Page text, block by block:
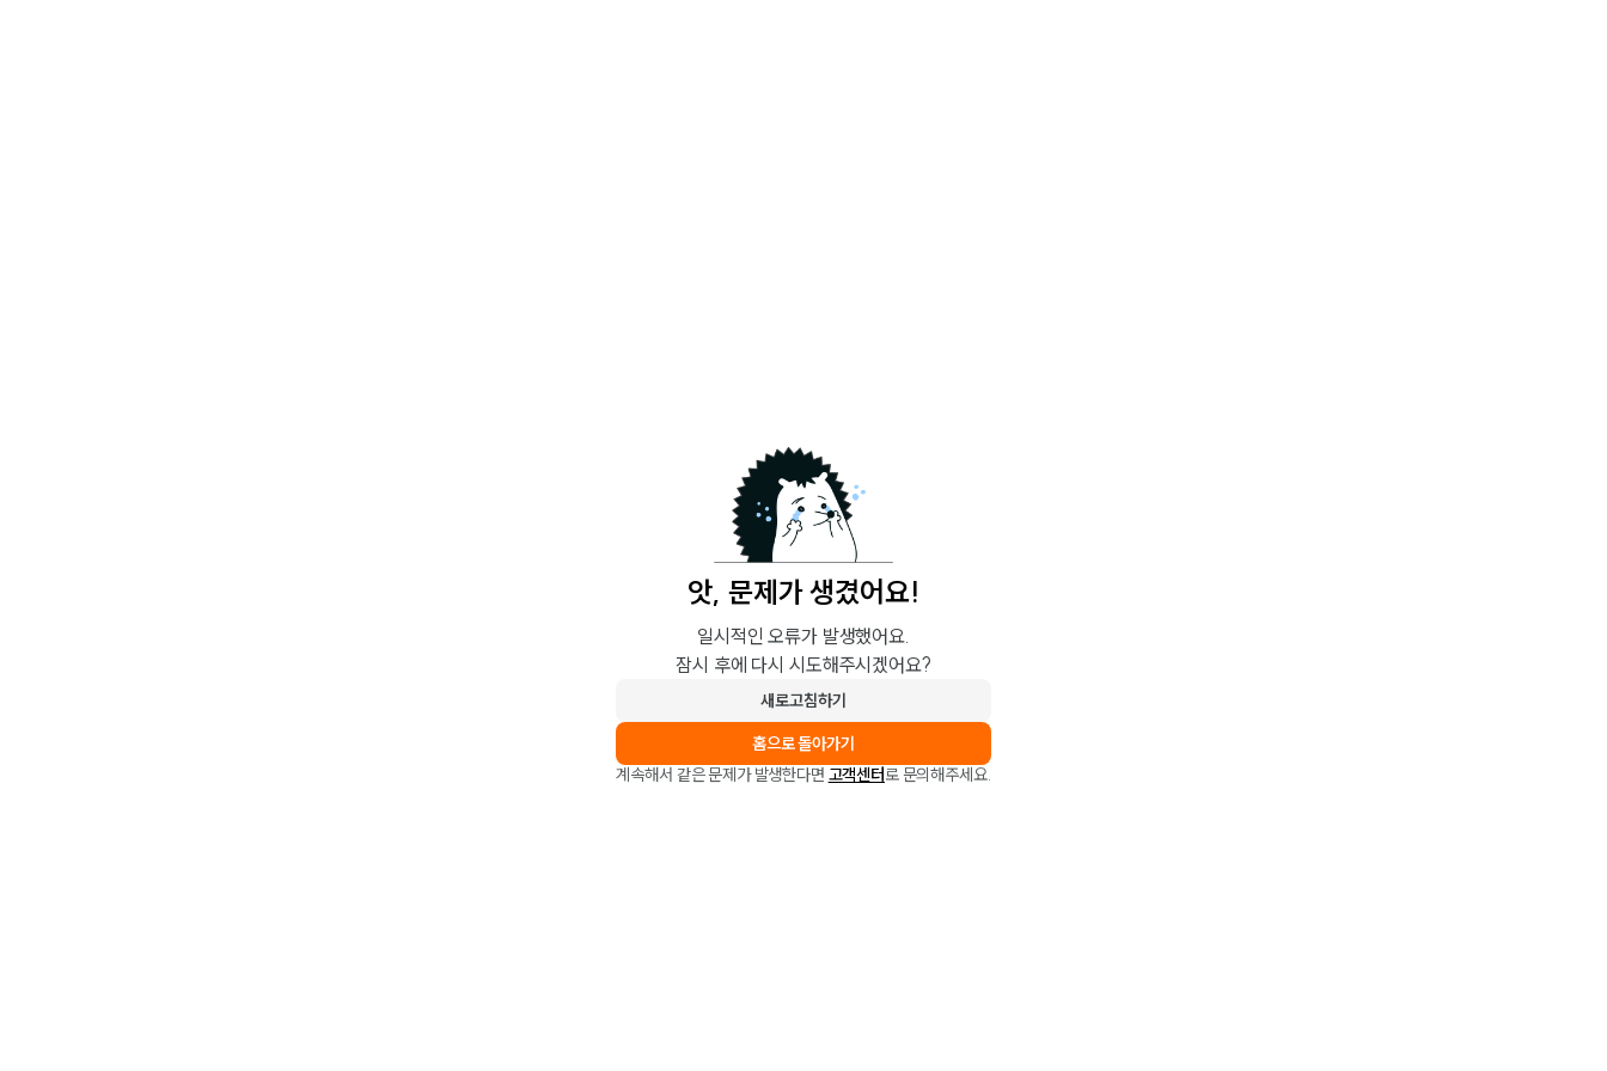
앗, 문제가 생겼어요!
일시적인 오류가 발생했어요.
잠시 후에 다시 시도해주시겠어요?
새로고침하기
홈으로 돌아가기
계속해서 같은 문제가 발생한다면 고객센터로 문의해주세요.